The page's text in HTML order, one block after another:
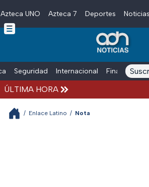
Skip to main content
Azteca UNO Azteca 7 Deportes Noticias
Seguridad Internacional Finanzas
ÚLTIMA HORA
/ Enlace Latino / Nota